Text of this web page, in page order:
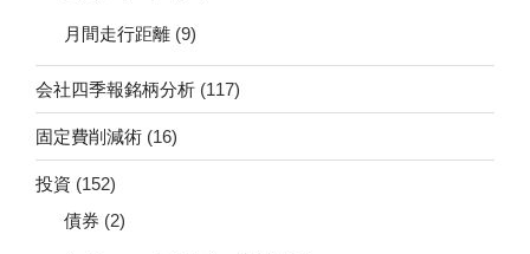
月間走行距離 (9)
会社四季報銘柄分析 (117)
固定費削減術 (16)
投資 (152)
債券 (2)